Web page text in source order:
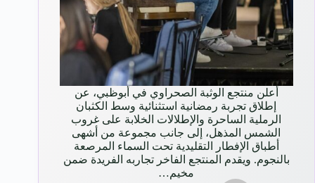
أعلن منتجع الوثبة الصحراوي في أبوظبي، عن
إطلاق تجربة رمضانية استثنائية وسط الكثبان
الرملية الساحرة والإطلالات الخلابة على غروب
الشمس المذهل، إلى جانب مجموعة من أشهى
أطباق الإفطار التقليدية تحت السماء المرصعة
بالنجوم. ويقدم المنتجع الفاخر تجاربه الفريدة ضمن
مخيم…